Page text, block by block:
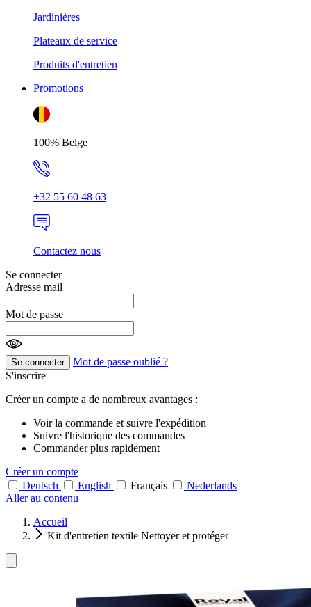
Jardinières
Plateaux de service
Produits d'entretien
Promotions
100% Belge
+32 55 60 48 63
Contactez nous
Se connecter
Adresse mail
Mot de passe
Se connecter
Mot de passe oublié ?
S'inscrire
Créer un compte a de nombreux avantages :
Voir la commande et suivre l'expédition
Suivre l'historique des commandes
Commander plus rapidement
Créer un compte
Deutsch
English Français
Nederlands
Aller au contenu
Accueil
Kit d'entretien textile Nettoyer et protéger